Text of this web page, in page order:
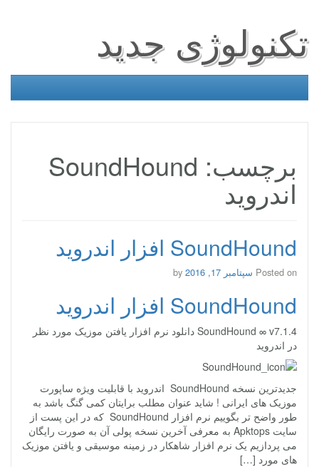
تکنولوژی جدید
برچسب: SoundHound
اندروید
SoundHound افزار اندروید
Posted on سپتامبر 17, 2016
SoundHound افزار اندروید
SoundHound ∞ v7.1.4 دانلود نرم افزار یافتن موزیک مورد نظر
در اندروید
جدیدترین نسخه SoundHound اندروید با قابلیت ویژه ساپورت
موزیک های ایرانی ! شاید عنوان مطلب برایتان کمی گنگ باشد به
طور واضح تر بگوییم نرم افزار SoundHound که در این پست از
سایت Apktops به معرفی آخرین نسخه پولی آن به صورت رایگان
می پردازیم یک نرم افزار شاهکار در زمینه موسیقی و یافتن موزیک
های مورد […]